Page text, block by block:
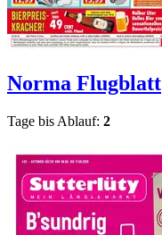
Norma Flugblatt
Tage bis Ablauf: 2